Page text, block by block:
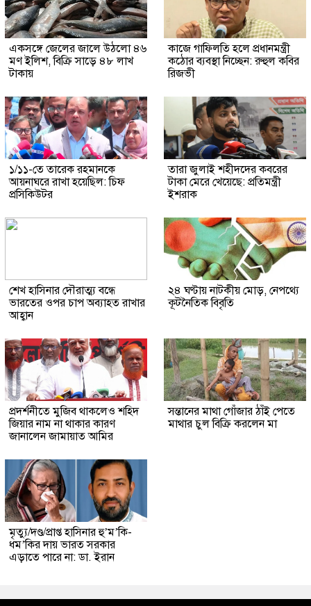
একসঙ্গে জেলের জালে উঠলো ৪৬
মণ ইলিশ, বিক্রি সাড়ে ৪৮ লাখ
টাকায়
কাজে গাফিলতি হলে প্রধানমন্ত্রী
কঠোর ব্যবস্থা নিচ্ছেন: রুহুল কবির
রিজভী
১/১১-তে তারেক রহমানকে
আয়নাঘরে রাখা হয়েছিল: চিফ
প্রসিকিউটর
তারা জুলাই শহীদদের কবরের
টাকা মেরে খেয়েছে: প্রতিমন্ত্রী
ইশরাক
শেখ হাসিনার দৌরাত্ম্য বন্ধে
ভারতের ওপর চাপ অব্যাহত রাখার
আহ্বান
২৪ ঘণ্টায় নাটকীয় মোড়, নেপথ্যে
কূটনৈতিক বিবৃতি
প্রদর্শনীতে মুজিব থাকলেও শহিদ
জিয়ার নাম না থাকার কারণ
জানালেন জামায়াত আমির
সন্তানের মাথা গোঁজার ঠাঁই পেতে
মাথার চুল বিক্রি করলেন মা
মৃত্যু/দণ্ড/প্রাপ্ত হাসিনার হু’ম’কি-
ধম’কির দায় ভারত সরকার
এড়াতে পারে না: ডা. ইরান